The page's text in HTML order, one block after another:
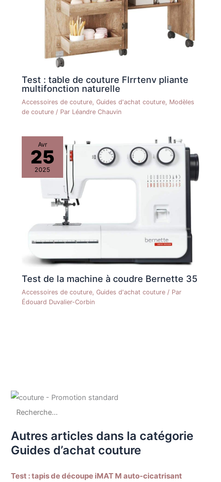
de points peuvent être
facilement et rapidement
réglés individuellement et
également enregistrés.
La machine peut coudre
des points de
décoratifs, des points
extensibles et des points
Machines à coudre : les
machines à coudre
synonymes de qualité et
d'exigences les plus
élevées depuis plus de
125 ans. Les machines à
coudre sont innovantes
et séduisent par leur
exceptionnelle. La
gamme comprend des
mécaniques, contrôlées
surjeteuses. Convient
confirmés et les
professionnels
Test : table de couture Flrrtenv pliante
multifonction naturelle
Accessoires de couture ,Guides d'achat couture Modèles
de couture / Par Léandre Chauvin
Avr
25
2025
Test de la machine à coudre Bernette 35
Accessoires de couture,Guides d'achat couture / Par
Édouard Duvalier-Corbin
Autres articles dans la catégorie
Guides d’achat couture
Test : tapis de découpe iMAT M auto-cicatrisant